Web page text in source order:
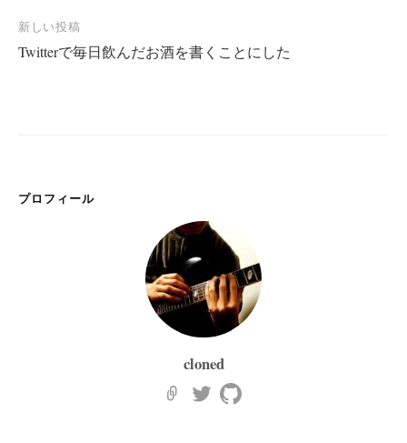
ビ
ゲ
新しい投稿
Twitterで毎日飲んだお酒を書くことにした
プロフィール
cloned